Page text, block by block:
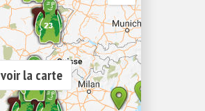
voir la carte